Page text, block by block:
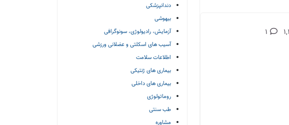
1
دندانپزشکی
بیهوشی
آزمایش، رادیولوژی، سونوگرافی
آسیب های اسکلتی و عضلانی ورزشی
اطلاعات سلامت
بیماری های ژنتیکی
بیماری های داخلی
روماتولوژی
طب سنتی
مشاوره